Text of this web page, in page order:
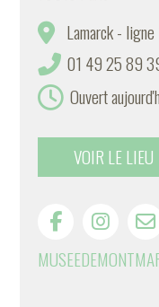
Lamarck - ligne
01 49 25 89
Ouvert
VOIR LE LIEU